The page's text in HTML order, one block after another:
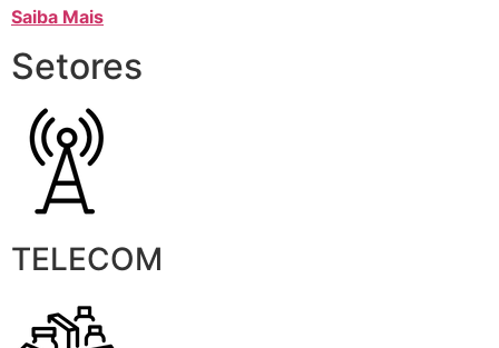
Saiba Mais
Setores
TELECOM